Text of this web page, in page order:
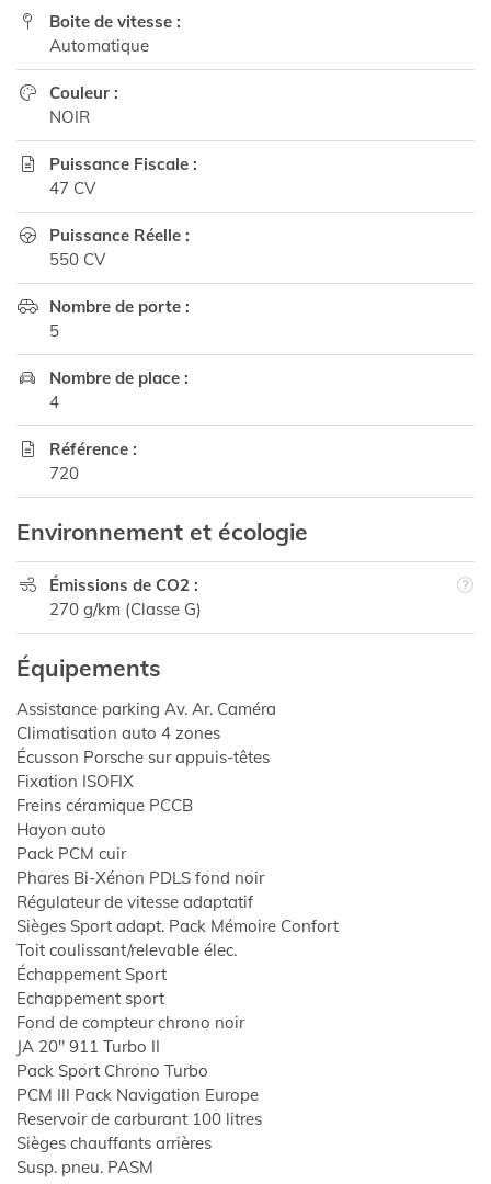

Boite de vitesse :
Automatique

Couleur :
NOIR

Puissance Fiscale :
47 CV

Puissance Réelle :
550 CV

Nombre de porte :
5

Nombre de place :
4

Référence :
720
Environnement et écologie

Émissions de CO2 :
270 g/km (Classe G)
Équipements
Assistance parking Av. Ar. Caméra
Climatisation auto 4 zones
Écusson Porsche sur appuis-têtes
Fixation ISOFIX
Freins céramique PCCB
Hayon auto
Pack PCM cuir
Phares Bi-Xénon PDLS fond noir
Régulateur de vitesse adaptatif
Sièges Sport adapt. Pack Mémoire Confort
Toit coulissant/relevable élec.
Échappement Sport
Echappement sport
Fond de compteur chrono noir
JA 20" 911 Turbo II
Pack Sport Chrono Turbo
PCM III Pack Navigation Europe
Reservoir de carburant 100 litres
Sièges chauffants arrières
Susp. pneu. PASM